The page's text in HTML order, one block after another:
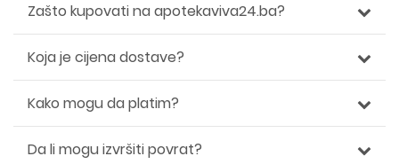
Zašto kupovati na apotekaviva24.ba?
Koja je cijena dostave?
Kako mogu da platim?
Da li mogu izvršiti povrat?